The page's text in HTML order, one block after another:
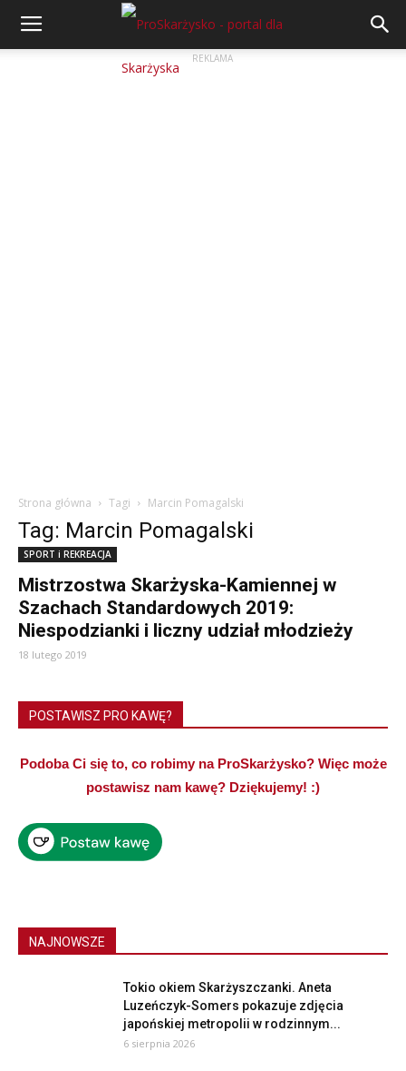
REKLAMA
Strona główna Tagi Marcin Pomagalski
Tag: Marcin Pomagalski
SPORT i REKREACJA
Mistrzostwa Skarżyska-Kamiennej w
Szachach Standardowych 2019:
Niespodzianki i liczny udział młodzieży
18 lutego 2019
POSTAWISZ PRO KAWĘ?
Podoba Ci się to, co robimy na ProSkarżysko? Więc może
postawisz nam kawę? Dziękujemy! :)
NAJNOWSZE
Tokio okiem Skarżyszczanki. Aneta
Luzeńczyk-Somers pokazuje zdjęcia
japońskiej metropolii w rodzinnym...
6 sierpnia 2026